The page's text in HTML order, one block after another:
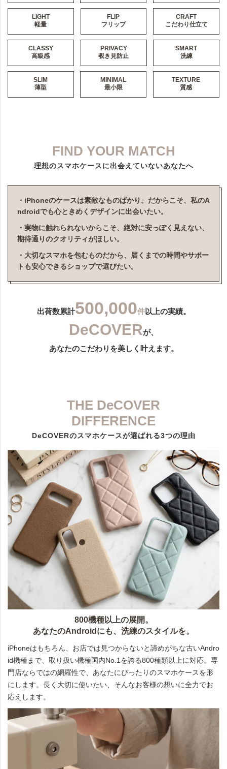
LIGHT
軽量
FLIP
フリップ
CRAFT
こだわり仕立て
CLASSY
高級感
PRIVACY
覗き見防止
SMART
洗練
SLIM
薄型
MINIMAL
最小限
TEXTURE
質感
FIND YOUR MATCH
理想のスマホケースに出会えていないあなたへ
・iPhoneのケースは素敵なものばかり。だからこそ、私のA
ndroidでも心ときめくデザインに出会いたい。
・実物に触れられないからこそ、絶対に安っぽく見えない、
期待通りのクオリティがほしい。
・大切なスマホを包むものだから、届くまでの時間やサポー
トも安心できるショップで選びたい。
出荷数累計500,000件以上の実績。
DeCOVERが、
あなたのこだわりを美しく叶えます。
THE DeCOVER
DIFFERENCE
DeCOVERのスマホケースが選ばれる3つの理由
800機種以上の展開。
あなたのAndroidにも、洗練のスタイルを。
iPhoneはもちろん、お店では見つからないと諦めがちな古いAndro
id機種まで、取り扱い機種国内No.1を誇る800種類以上に対応。専
門店ならではの網羅性で、あなたにぴったりのスマホケースを形
にします。長く大切に使いたい、そんなお客様の想いに全力でお
応えします。